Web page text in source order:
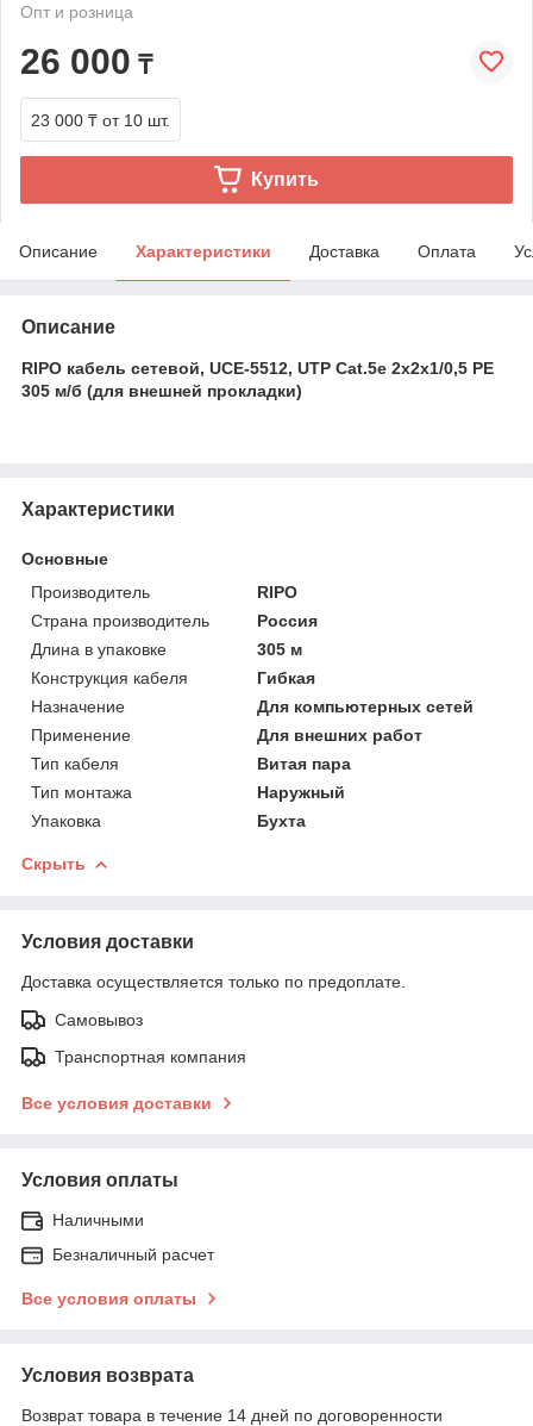
Опт и розница
26 000 ₸
23 000 ₸ от 10 шт.
Купить
Описание Характеристики Доставка Оплата
Описание
RIPO кабель сетевой, UСE-5512, UTP Cat.5e 2x2x1/0,5 PE
305 м/б (для внешней прокладки)
Характеристики
Основные
Производитель
RIPO
Страна производитель
Россия
Длина в упаковке
305 м
Конструкция кабеля
Гибкая
Назначение
Для компьютерных сетей
Применение
Для внешних работ
Тип кабеля
Витая пара
Тип монтажа
Наружный
Упаковка
Бухта
Скрыть
Условия доставки
Доставка осуществляется только по предоплате.
Самовывоз
Транспортная компания
Все условия доставки
Условия оплаты
Наличными
Безналичный расчет
Все условия оплаты
Условия возврата
Возврат товара в течение 14 дней по договоренности